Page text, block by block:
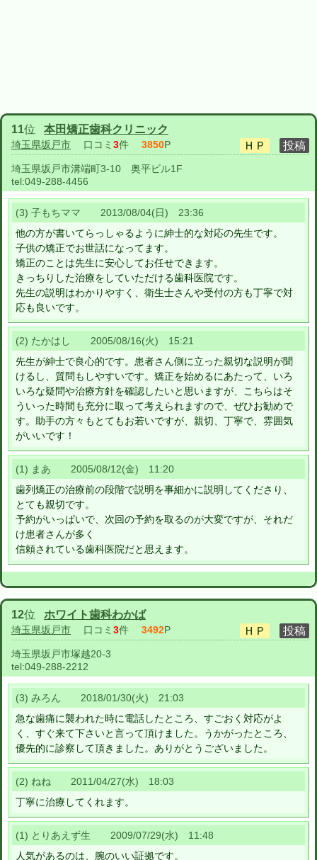
11位 本田矯正歯科クリニック
埼玉県坂戸市 口コミ 3件 3850P
埼玉県坂戸市溝端町3-10 奥平ビル1F
tel:049-288-4456
(3) 子もちママ 2013/08/04(日) 23:36
他の方が書いてらっしゃるように紳士的な対応の先生です。
子供の矯正でお世話になってます。
矯正のことは先生に安心してお任せできます。
きっちりした治療をしていただける歯科医院です。
先生の説明はわかりやすく、衛生士さんや受付の方も丁寧で対
応も良いです。
(2) たかはし 2005/08/16(火) 15:21
先生が紳士で良心的です。患者さん側に立った親切な説明が聞
けるし、質問もしやすいです。矯正を始めるにあたって、いろ
いろな疑問や治療方針を確認したいと思いますが、こちらはそ
ういった時間も充分に取って考えられますので、ぜひお勧めで
す。助手の方々もとてもお若いですが、親切、丁寧で、雰囲気
がいいです！
(1) まあ 2005/08/12(金) 11:20
歯列矯正の治療前の段階で説明を事細かに説明してくださり、
とても親切です。
予約がいっぱいで、次回の予約を取るのが大変ですが、それだ
け患者さんが多く
信頼されている歯科医院だと思えます。
12位 ホワイト歯科わかば
埼玉県坂戸市 口コミ 3件 3492P
埼玉県坂戸市塚越20-3
tel:049-288-2212
(3) みろん 2018/01/30(火) 21:03
急な歯痛に襲われた時に電話したところ、すごおく対応がよ
く、すぐ来て下さいと言って頂けました。うかがったところ、
優先的に診察して頂きました。ありがとうございました。
(2) ねね 2011/04/27(水) 18:03
丁寧に治療してくれます。
(1) とりあえず生 2009/07/29(水) 11:48
人気があるのは、腕のいい証拠です。